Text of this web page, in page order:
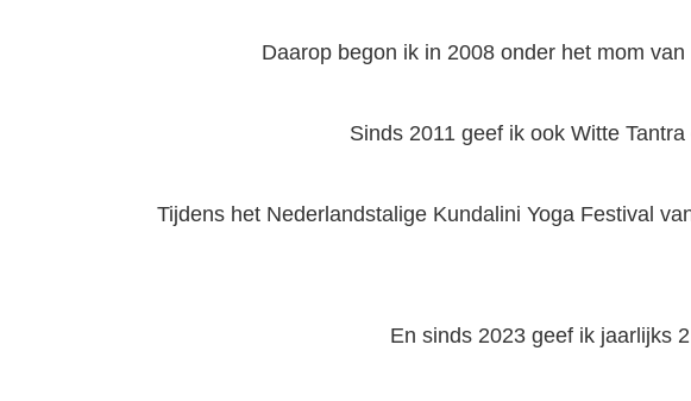
Daarop begon ik in 2008 onder het mom
Sinds 2011 geef ik ook Witte
Tijdens het Nederlandstalige Kundalini Yoga Festival
En sinds 2023 geef ik jaarlijks